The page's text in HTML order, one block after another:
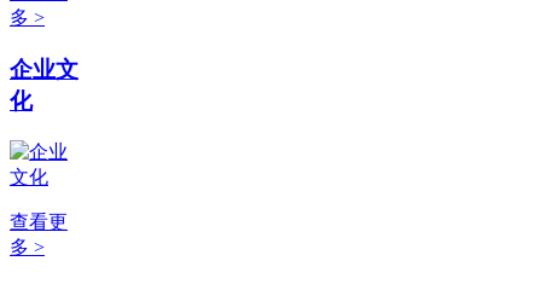
多 >
企业文
化
查看更
多 >